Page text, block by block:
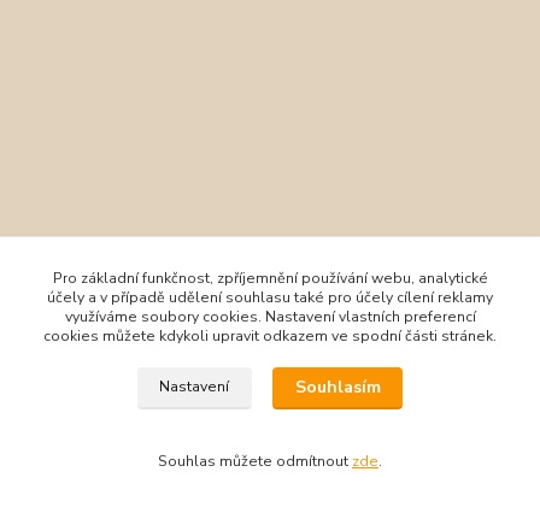
Pro základní funkčnost, zpříjemnění používání webu, analytické
účely a v případě udělení souhlasu také pro účely cílení reklamy
využíváme soubory cookies. Nastavení vlastních preferencí
cookies můžete kdykoli upravit odkazem ve spodní části stránek.
Nastavení Souhlasím
Souhlas můžete odmítnout zde.